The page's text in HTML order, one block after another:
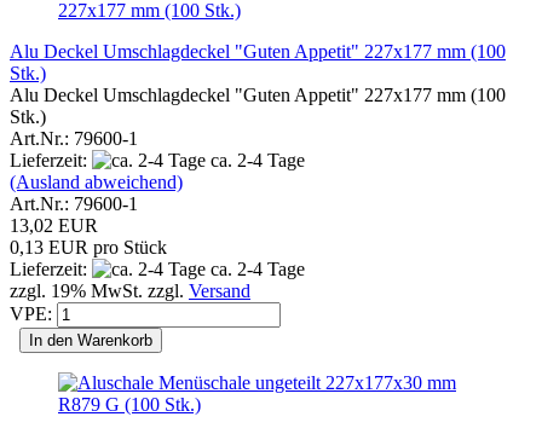
Alu Deckel Umschlagdeckel "Guten Appetit" 227x177 mm (100
Stk.)
Alu Deckel Umschlagdeckel "Guten Appetit" 227x177 mm (100
Stk.)
Art.Nr.: 79600-1
Lieferzeit:
ca. 2-4 Tage
(Ausland abweichend)
Art.Nr.: 79600-1
13,02 EUR
0,13 EUR pro Stück
Lieferzeit:
ca. 2-4 Tage
zzgl. 19% MwSt. zzgl. Versand
VPE:
In den Warenkorb